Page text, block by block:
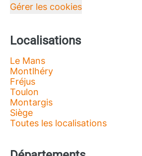
Gérer les cookies
Localisations
Le Mans
Montlhéry
Fréjus
Toulon
Montargis
Siège
Toutes les localisations